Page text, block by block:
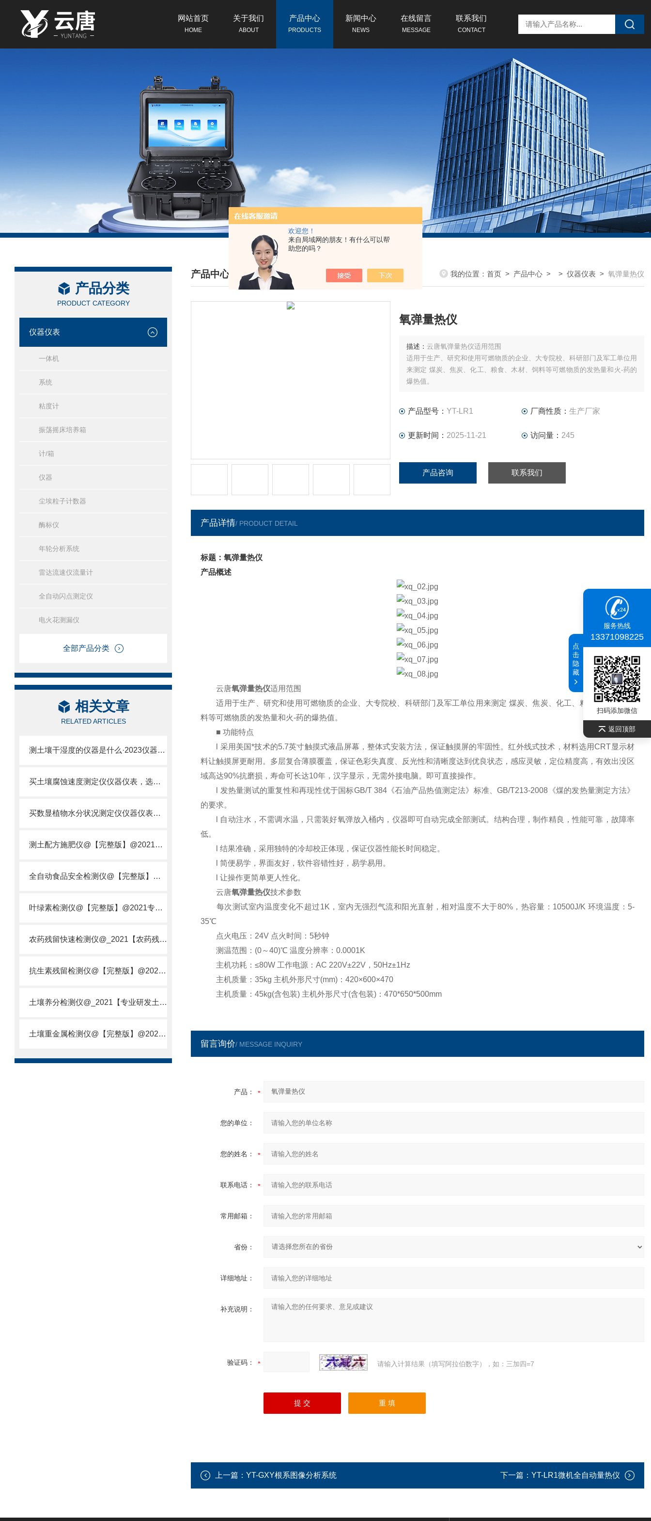
欢迎您！
来自局域网的朋友！有什么可以帮
助您的吗？
网站首页
HOME
关于我们
ABOUT
产品中心
PRODUCTS
新闻中心
NEWS
在线留言
MESSAGE
联系我们
CONTACT
产品分类
PRODUCT CATEGORY
仪器仪表
一体机
系统
粘度计
振荡摇床培养箱
计/箱
仪器
尘埃粒子计数器
酶标仪
年轮分析系统
雷达流速仪流量计
全自动闪点测定仪
电火花测漏仪
全部产品分类
相关文章
RELATED ARTICLES
测土壤干湿度的仪器是什么·2023仪器仪表·云唐土壤干湿度检测仪器设备
买土壤腐蚀速度测定仪仪器仪表，选【云唐新款】土壤腐蚀速度测定仪
买数显植物水分状况测定仪仪器仪表，就来山东云唐精品货源
测土配方施肥仪@【完整版】@2021专业测土配方施肥仪器仪表
全自动食品安全检测仪@【完整版】@2021专业全自动食品检测仪器仪表
叶绿素检测仪@【完整版】@2021专业叶绿素检测仪器仪表
农药残留快速检测仪@_2021【农药残留检测仪器仪表DE原理】
抗生素残留检测仪@【完整版】@2021专业抗生素残留检测仪器仪表
土壤养分检测仪@_2021【专业研发土壤养分快速检测仪器仪表厂】
土壤重金属检测仪@【完整版】@2021专业土壤重金属快速检测仪器仪表
产品中心
/ PRODUCTS CENTER
我的位置： 首页 > 产品中心 > > 仪器仪表 > 氧弹量热仪
氧弹量热仪
描述： 云唐氧弹量热仪适用范围
适用于生产、研究和使用可燃物质的企业、大专院校、科研部门及军工单位用
来测定 煤炭、焦炭、化工、粮食、木材、饲料等可燃物质的发热量和火-药的
爆热值。
产品型号： YT-LR1 厂商性质： 生产厂家
更新时间： 2025-11-21 访问量： 245
产品咨询 联系我们
产品详情/ PRODUCT DETAIL
标题：氧弹量热仪
产品概述
云唐氧弹量热仪适用范围
适用于生产、研究和使用可燃物质的企业、大专院校、科研部门及军工单位用来测定 煤炭、焦炭、化工、粮食、木材、饲
料等可燃物质的发热量和火-药的爆热值。
■ 功能特点
l 采用美国*技术的5.7英寸触摸式液晶屏幕，整体式安装方法，保证触摸屏的牢固性。红外线式技术，材料选用CRT显示材
料让触摸屏更耐用。多层复合薄膜覆盖，保证色彩失真度、反光性和清晰度达到优良状态，感应灵敏，定位精度高，有效出没区
域高达90%抗磨损，寿命可长达10年，汉字显示，无需外接电脑。即可直接操作。
l 发热量测试的重复性和再现性优于国标GB/T 384《石油产品热值测定法》标准、GB/T213-2008《煤的发热量测定方法》
的要求。
l 自动注水，不需调水温，只需装好氧弹放入桶内，仪器即可自动完成全部测试。结构合理，制作精良，性能可靠，故障率
低。
l 结果准确，采用独特的冷却校正体现，保证仪器性能长时间稳定。
l 简便易学，界面友好，软件容错性好，易学易用。
l 让操作更简单更人性化。
云唐氧弹量热仪技术参数
每次测试室内温度变化不超过1K，室内无强烈气流和阳光直射，相对温度不大于80%，热容量：10500J/K 环境温度：5-
35℃
点火电压：24V 点火时间：5秒钟
测温范围：(0～40)℃ 温度分辨率：0.0001K
主机功耗：≤80W 工作电源：AC 220V±22V，50Hz±1Hz
主机质量：35kg 主机外形尺寸(mm)：420×600×470
主机质量：45kg(含包装) 主机外形尺寸(含包装)：470*650*500mm
留言询价/ MESSAGE INQUIRY
产品：
您的单位：
您的姓名：
联系电话：
常用邮箱：
省份：
详细地址：
补充说明：
验证码： 请输入计算结果（填写阿拉伯数字），如：三加四=7
上一篇： YT-GXY根系图像分析系统 下一篇： YT-LR1微机全自动量热仪
服务热线
13371098225
扫码添加微信
返回顶部
点
击
隐
藏